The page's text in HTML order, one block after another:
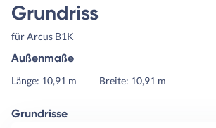
Grundriss
für Arcus B1K
Außenmaße
Länge: 10,91 m Breite: 10,91 m
Grundrisse